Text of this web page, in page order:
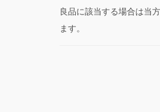
良品に該当する場合は当
ます。